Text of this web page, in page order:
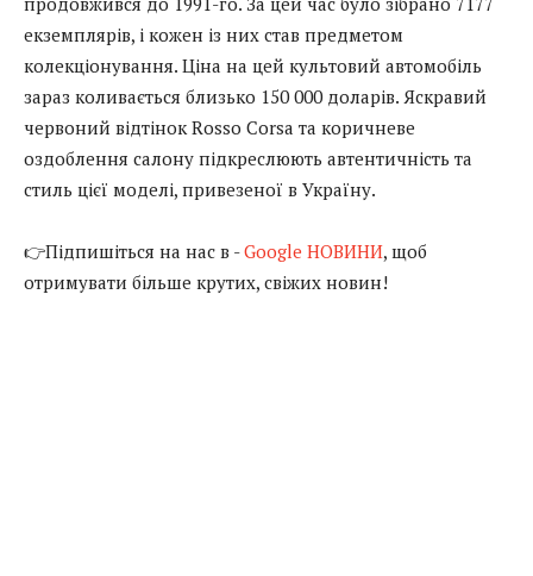
екземплярів, і кожен із них став предметом
колекціонування. Ціна на цей культовий автомобіль
зараз коливається близько 150 000 доларів. Яскравий
червоний відтінок Rosso Corsa та коричневе
оздоблення салону підкреслюють автентичність та
стиль цієї моделі, привезеної в Україну.
👉Підпишіться на нас в -Google НОВИНИ, щоб
отримувати більше крутих, свіжих новин!